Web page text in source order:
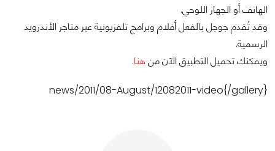
الهاتف أو الجهاز اللوحي.
وقد تُقدم جوجل بالفعل أفلام وبرامج تلفزيونية عبر متاجر الأندرويد
الرسمية.
ويمكنك تحميل التطبيق الآن منهنا.
news/2011/08-August/12082011-video{/gallery}